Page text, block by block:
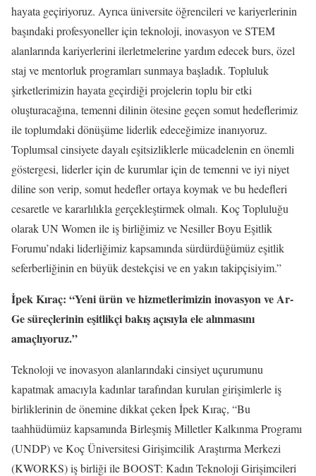
hayata geçiriyoruz. Ayrıca üniversite öğrencileri ve kariyerlerinin
başındaki profesyoneller için teknoloji, inovasyon ve STEM
alanlarında kariyerlerini ilerletmelerine yardım edecek burs, özel
staj ve mentorluk programları sunmaya başladık. Topluluk
şirketlerimizin hayata geçirdiği projelerin toplu bir etki
oluşturacağına, temenni dilinin ötesine geçen somut hedeflerimiz
ile toplumdaki dönüşüme liderlik edeceğimize inanıyoruz.
Toplumsal cinsiyete dayalı eşitsizliklerle mücadelenin en önemli
göstergesi, liderler için de kurumlar için de temenni ve iyi niyet
diline son verip, somut hedefler ortaya koymak ve bu hedefleri
cesaretle ve kararlılıkla gerçekleştirmek olmalı. Koç Topluluğu
olarak UN Women ile iş birliğimiz ve Nesiller Boyu Eşitlik
Forumu’ndaki liderliğimiz kapsamında sürdürdüğümüz eşitlik
seferberliğinin en büyük destekçisi ve en yakın takipçisiyim.”
İpek Kıraç: “Yeni ürün ve hizmetlerimizin inovasyon ve Ar-
Ge süreçlerinin eşitlikçi bakış açısıyla ele alınmasını
amaçlıyoruz.”
Teknoloji ve inovasyon alanlarındaki cinsiyet uçurumunu
kapatmak amacıyla kadınlar tarafından kurulan girişimlerle iş
birliklerinin de önemine dikkat çeken İpek Kıraç, “Bu
taahhüdümüz kapsamında Birleşmiş Milletler Kalkınma Programı
(UNDP) ve Koç Üniversitesi Girişimcilik Araştırma Merkezi
(KWORKS) iş birliği ile BOOST: Kadın Teknoloji Girişimcileri